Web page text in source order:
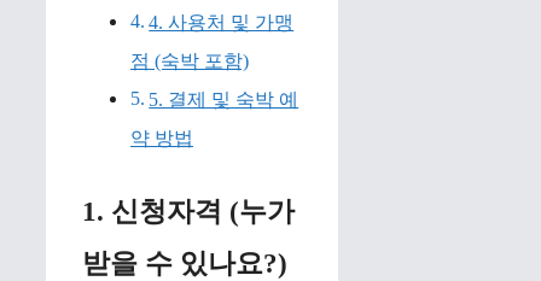
4. 사용처 및 가맹
점 (숙박 포함)
5. 결제 및 숙박 예
약 방법
1. 신청자격 (누가
받을 수 있나요?)